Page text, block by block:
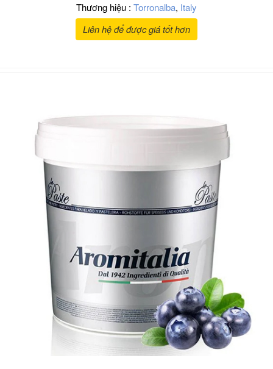
Thương hiệu : Torronalba, Italy
Liên hệ để được giá tốt hơn